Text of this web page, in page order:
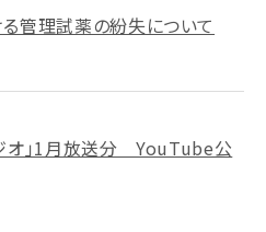
管理試薬の紛失について
オ」1月放送分 YouTube公